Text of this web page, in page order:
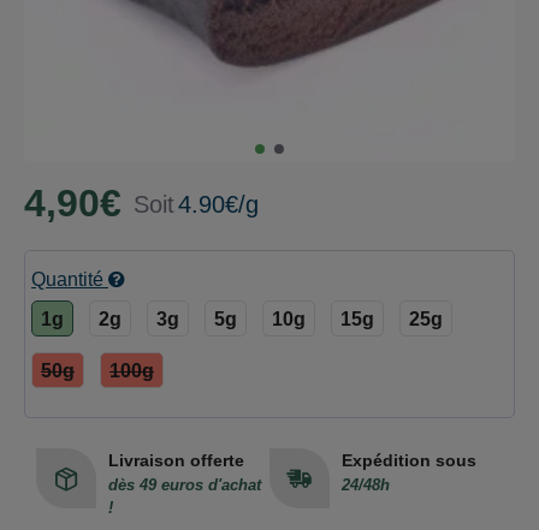
Livraison offerte
dès 49 euros d'achat
!
Expédition sous
24/48h
4,90€ Soit4.90€/g
Quantité
1g
2g 3g 5g 10g 15g 25g
50g 100g